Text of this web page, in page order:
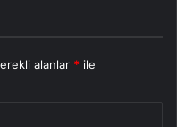
alanlar * ile